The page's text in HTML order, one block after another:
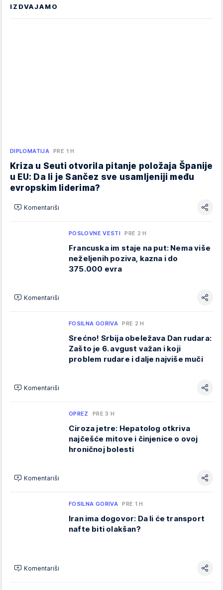
IZDVAJAMO
DIPLOMATIJA PRE 1 H
Kriza u Seuti otvorila pitanje položaja Španije
u EU: Da li je Sančez sve usamljeniji među
evropskim liderima?
Komentariši
POSLOVNE VESTI PRE 2 H
Francuska im staje na put: Nema više
neželjenih poziva, kazna i do
375.000 evra
Komentariši
FOSILNA GORIVA PRE 2 H
Srećno! Srbija obeležava Dan rudara:
Zašto je 6. avgust važan i koji
problem rudare i dalje najviše muči
Komentariši
OPREZ PRE 3 H
Ciroza jetre: Hepatolog otkriva
najčešće mitove i činjenice o ovoj
hroničnoj bolesti
Komentariši
FOSILNA GORIVA PRE 1 H
Iran ima dogovor: Da li će transport
nafte biti olakšan?
Komentariši